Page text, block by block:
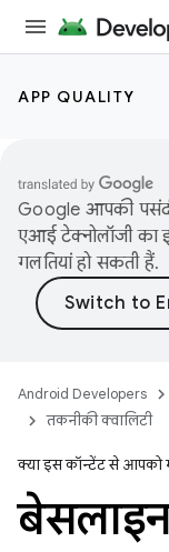
APP QUALITY
Google आपकी
एआई टेक्नोलॉजी का
गलतियां हो सकती हैं.
Android Developers
तकनीकी क्वालिटी
क्या इस कॉन्टेंट से आपको
बेसलाइन